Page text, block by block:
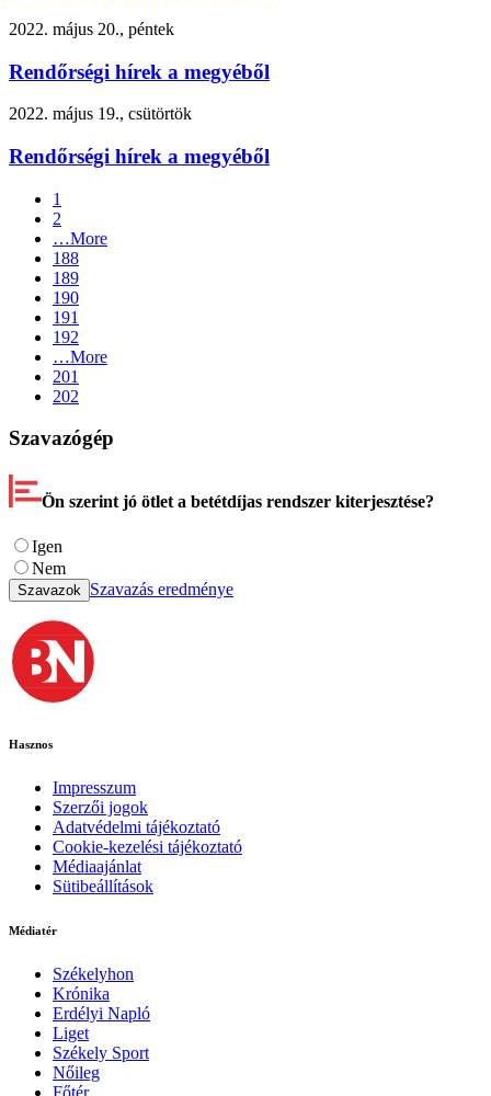
2022. május 20., péntek
Rendőrségi hírek a megyéből
2022. május 19., csütörtök
Rendőrségi hírek a megyéből
1
2
…More
188
189
190
191
192
…More
201
202
Szavazógép
Ön szerint jó ötlet a betétdíjas rendszer kiterjesztése?
Igen
Nem
Szavazok Szavazás eredménye
Hasznos
Impresszum
Szerzői jogok
Adatvédelmi tájékoztató
Cookie-kezelési tájékoztató
Médiaajánlat
Sütibeállítások
Médiatér
Székelyhon
Krónika
Erdélyi Napló
Liget
Székely Sport
Nőileg
Főtér